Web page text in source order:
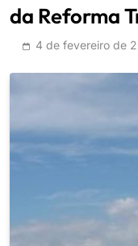
da Reforma
4 de fevereiro de